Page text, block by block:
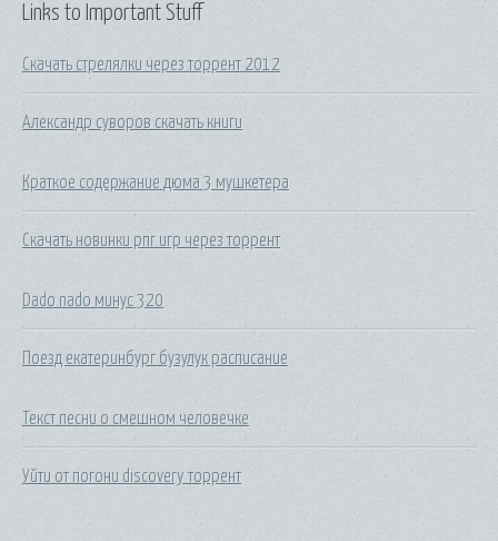
Links to Important Stuff
Скачать стрелялки через торрент 2012
Александр суворов скачать книги
Краткое содержание дюма 3 мушкетера
Скачать новинки рпг игр через торрент
Dado nado минус 320
Поезд екатеринбург бузулук расписание
Текст песни о смешном человечке
Уйти от погони discovery торрент